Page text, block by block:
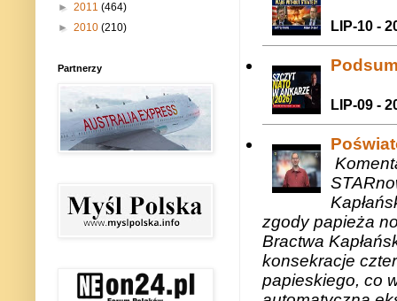
LIP-10 -
LIP-09 -
zgody papieża
Bractwa
konsekracje
papieskiego, co
► 2011 (464)
► 2010 (210)
Partnerzy